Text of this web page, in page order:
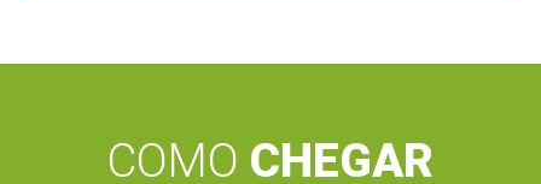
COMO CHEGAR